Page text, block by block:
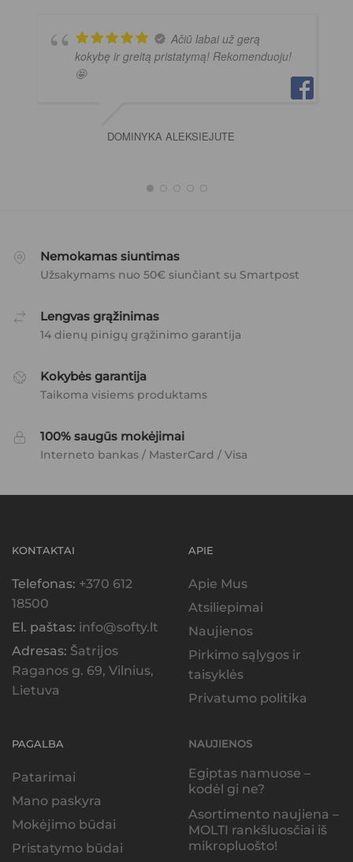
Ačiū labai už gerą
kokybę ir greitą pristatymą! Rekomenduoju!
🤩
DOMINYKA ALEKSIEJUTE
Nemokamas siuntimas
Užsakymams nuo 50€ siunčiant su Smartpost
Lengvas grąžinimas
14 dienų pinigų grąžinimo garantija
Kokybės garantija
Taikoma visiems produktams
100% saugūs mokėjimai
Interneto bankas / MasterCard / Visa
KONTAKTAI
Telefonas: +370 612
18500
El. paštas: info@softy.lt
Adresas: Šatrijos
Raganos g. 69, Vilnius,
Lietuva
APIE
Apie Mus
Atsiliepimai
Naujienos
Pirkimo sąlygos ir
taisyklės
Privatumo politika
PAGALBA
Patarimai
Mano paskyra
Mokėjimo būdai
Pristatymo būdai
NAUJIENOS
Egiptas namuose –
kodėl gi ne?
Asortimento naujiena –
MOLTI rankšluosčiai iš
mikropluošto!